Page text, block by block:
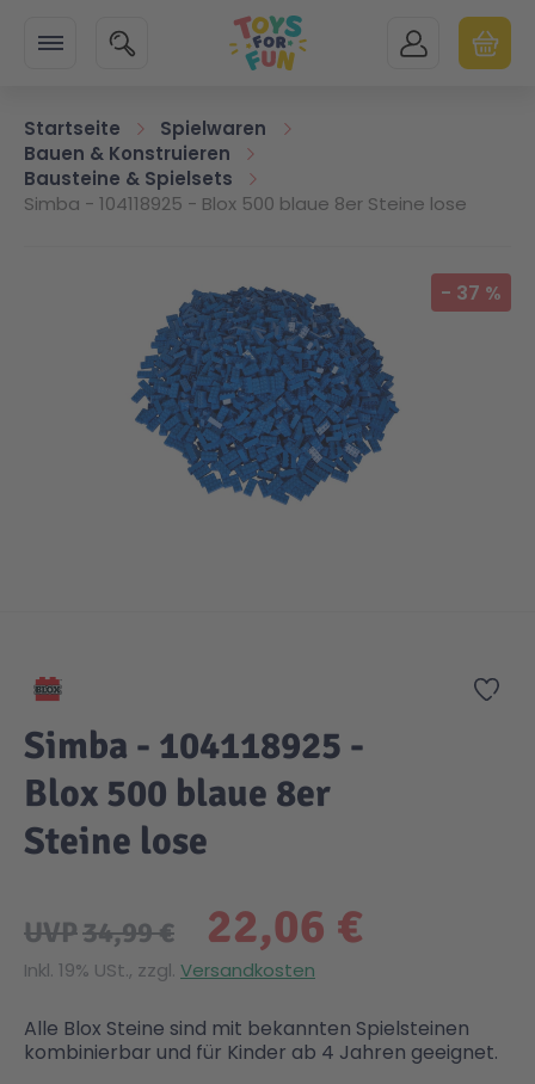
SUCHE MEIN KONTO
Startseite
Spielwaren
Bauen & Konstruieren
Bausteine & Spielsets
Simba - 104118925 - Blox 500 blaue 8er Steine lose
Zum Ende der Bildgalerie springen - 37 %
Zur
Simba - 104118925 -
Blox 500 blaue 8er
Steine lose
22,06 €
UVP34,99 €
Inkl. 19% USt., zzgl. Versandkosten
Alle Blox Steine sind mit bekannten Spielsteinen
kombinierbar und für Kinder ab 4 Jahren geeignet.